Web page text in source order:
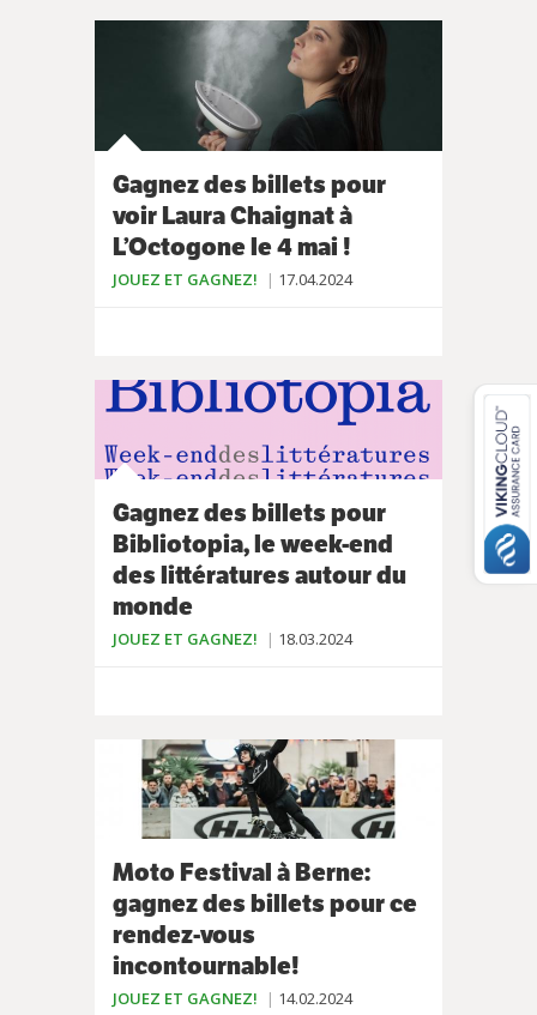
Gagnez des billets pour
voir Laura Chaignat à
L’Octogone le 4 mai !
JOUEZ ET GAGNEZ! 17.04.2024
Gagnez des billets pour
Bibliotopia, le week-end
des littératures autour du
monde
JOUEZ ET GAGNEZ! 18.03.2024
Moto Festival à Berne:
gagnez des billets pour ce
rendez-vous
incontournable!
JOUEZ ET GAGNEZ! 14.02.2024